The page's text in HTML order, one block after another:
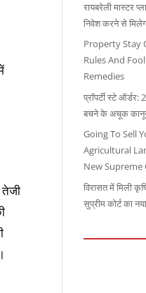
रायबरेली मास्टर
निवेश करने से
Property Stay
Rules And
Remedies
प्रॉपर्टी स्टे
बचने के अचूक
Going To Sell
Agricultural
New Supreme
विरासत में मिली
सुप्रीम कोर्ट का